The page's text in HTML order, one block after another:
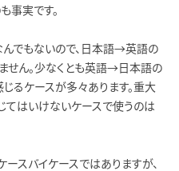
事実です。
でもないので、日本語→英語の
せん。少なくとも英語→日本語の
るケースが多々あります。重大
てはいけないケースで使うのは
スバイケースではありますが、